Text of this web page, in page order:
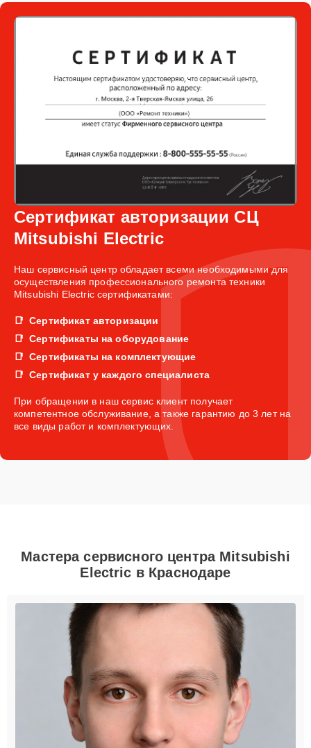
Сертификат авторизации СЦ
Mitsubishi Electric
Наш сервисный центр обладает всеми необходимыми для
осуществления профессионального ремонта техники
Mitsubishi Electric сертификатами:
Сертификат авторизации
Сертификаты на оборудование
Сертификаты на комплектующие
Сертификат у каждого специалиста
При обращении в наш сервис клиент получает
компетентное обслуживание, а также гарантию до 3 лет на
все виды работ и комплектующих.
Мастера сервисного центра Mitsubishi
Electric в Краснодаре